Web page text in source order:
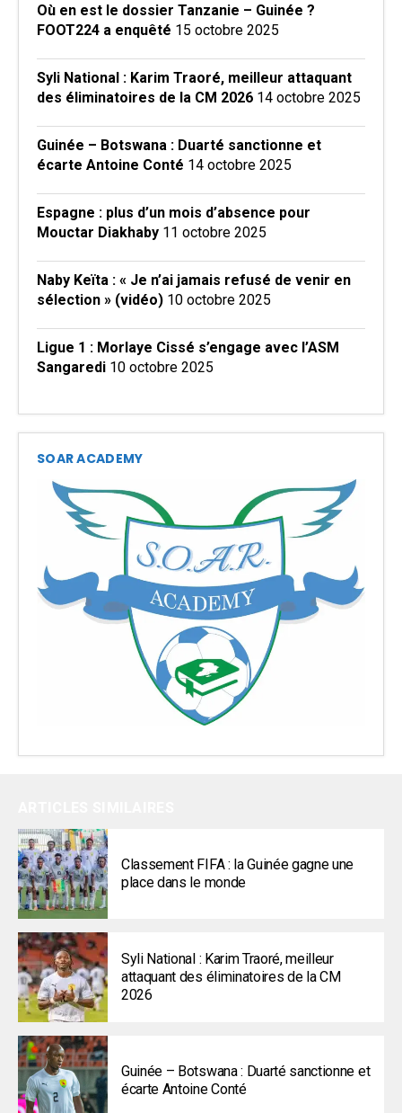
Où en est le dossier Tanzanie – Guinée ?
FOOT224 a enquêté 15 octobre 2025
Syli National : Karim Traoré, meilleur attaquant
des éliminatoires de la CM 2026 14 octobre 2025
Guinée – Botswana : Duarté sanctionne et
écarte Antoine Conté 14 octobre 2025
Espagne : plus d’un mois d’absence pour
Mouctar Diakhaby 11 octobre 2025
Naby Keïta : « Je n’ai jamais refusé de venir en
sélection » (vidéo) 10 octobre 2025
Ligue 1 : Morlaye Cissé s’engage avec l’ASM
Sangaredi 10 octobre 2025
SOAR ACADEMY
Classement FIFA : la Guinée gagne une
place dans le monde
Syli National : Karim Traoré, meilleur
attaquant des éliminatoires de la CM
2026
Guinée – Botswana : Duarté sanctionne et
écarte Antoine Conté